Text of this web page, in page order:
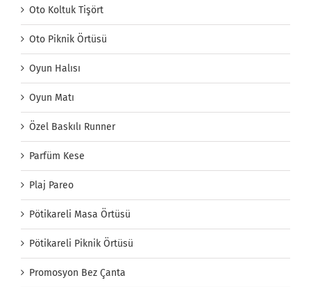
Oto Koltuk Tişört
Oto Piknik Örtüsü
Oyun Halısı
Oyun Matı
Özel Baskılı Runner
Parfüm Kese
Plaj Pareo
Pötikareli Masa Örtüsü
Pötikareli Piknik Örtüsü
Promosyon Bez Çanta